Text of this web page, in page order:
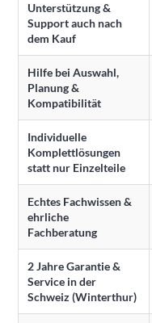
Unterstützung &
Support auch nach
dem Kauf
Hilfe bei Auswahl,
Planung &
Kompatibilität
Individuelle
Komplettlösungen
statt nur Einzelteile
Echtes Fachwissen &
ehrliche
Fachberatung
2 Jahre Garantie &
Service in der
Schweiz (Winterthur)